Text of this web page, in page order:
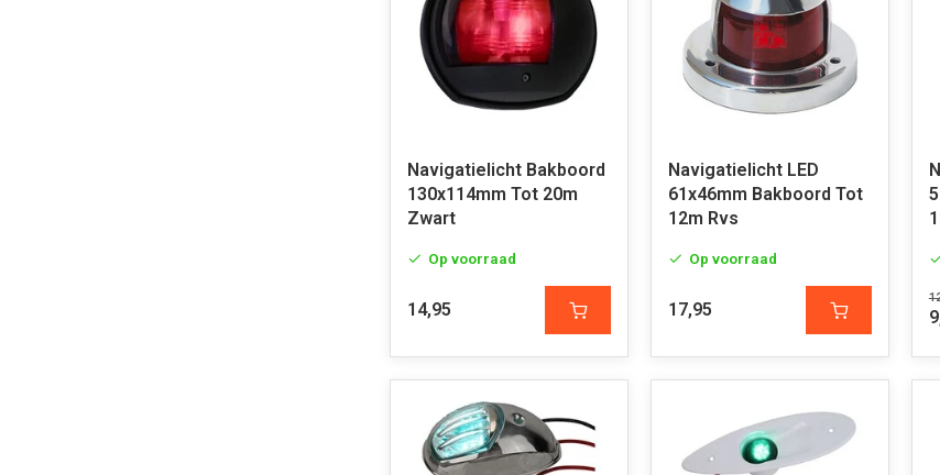
Navigatielicht Bakboord
130x114mm Tot 20m
Zwart
Op voorraad
14,95
Navigatielicht LED
61x46mm Bakboord Tot
12m Rvs
Op voorraad
17,95